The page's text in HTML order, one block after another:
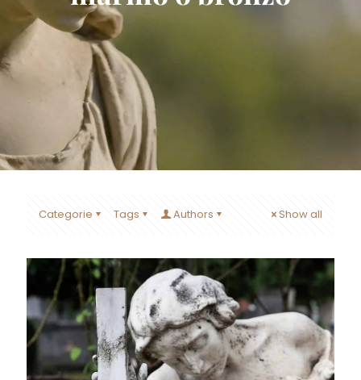
Categorie Tags Authors Show all